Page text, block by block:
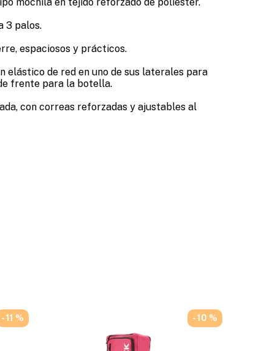
3 palos.
espaciosos y prácticos.
elástico de red en uno de sus laterales para
frente para la botella.
con correas reforzadas y ajustables al
- 11 % - 10 %